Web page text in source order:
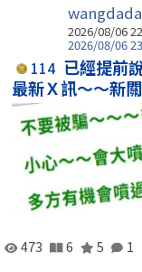
2026/08/06
2026/08/06
114 已經提前
最新Ｘ訊～～新
473 6 5 1